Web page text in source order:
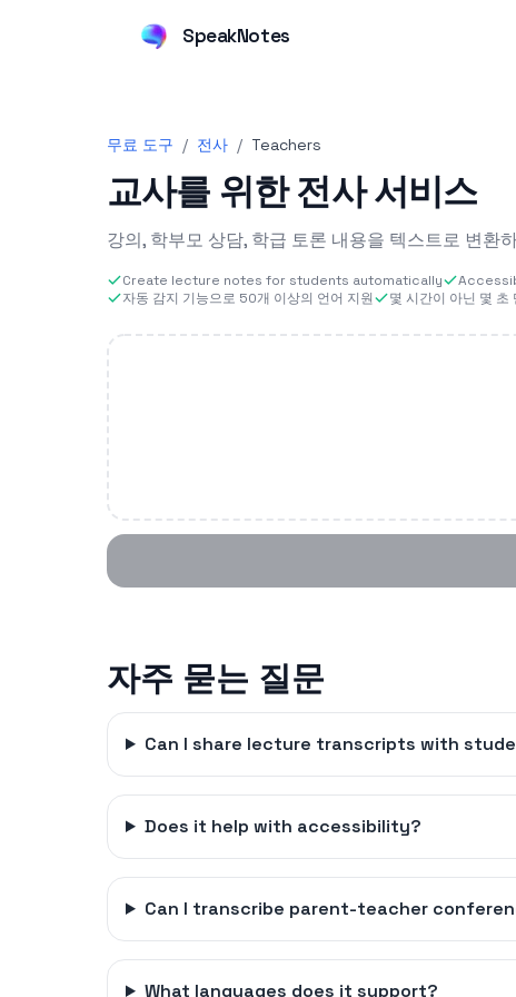
SpeakNotes
무료 도구 / 전사 / Teachers
교사를 위한 전사 서비스
강의, 학부모 상담, 학급 토론 내용을 텍스트로 변환
Create lecture notes for students automatically
자동 감지 기능으로 50개 이상의 언어 지원
몇 시간이 아닌 몇
자주 묻는 질문
Can I share lecture transcripts with
Does it help with accessibility?
Can I transcribe parent-teacher
What languages does it support?